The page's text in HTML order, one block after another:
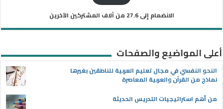
الانضمام إلى 27.6 من آلاف المشتركين الآخرين
أعلى المواضيع والصفحات
النحو النفسي في مجال تعليم العربية للناطقين بغيرها
نماذج من القرآن والعربية المعاصرة
من أهم استراتيجيات التدريس الحديثة